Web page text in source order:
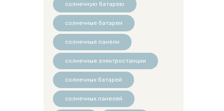
солнечную батарею
солнечные батареи
солнечные панели
солнечные электростанции
солнечных батарей
солнечных панелей